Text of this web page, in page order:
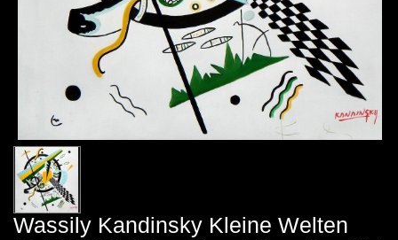
Wassily Kandinsky Kleine Welten